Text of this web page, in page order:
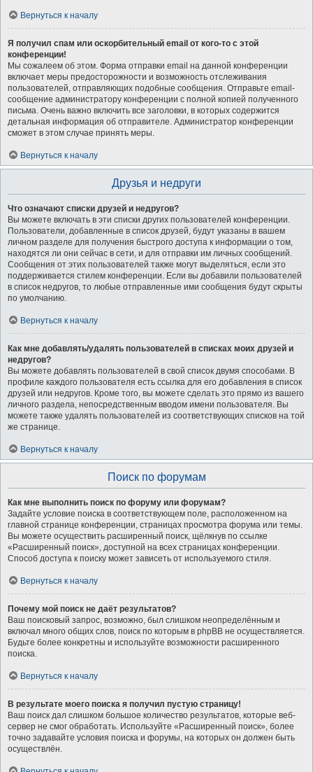
Вернуться к началу
Я получил спам или оскорбительный email от кого-то с этой
конференции!
Мы сожалеем об этом. Форма отправки email на данной конференции
включает меры предосторожности и возможность отслеживания
пользователей, отправляющих подобные сообщения. Отправьте email-
сообщение администратору конференции с полной копией полученного
письма. Очень важно включить все заголовки, в которых содержится
детальная информация об отправителе. Администратор конференции
сможет в этом случае принять меры.
Вернуться к началу
Друзья и недруги
Что означают списки друзей и недругов?
Вы можете включать в эти списки других пользователей конференции.
Пользователи, добавленные в список друзей, будут указаны в вашем
личном разделе для получения быстрого доступа к информации о том,
находятся ли они сейчас в сети, и для отправки им личных сообщений.
Сообщения от этих пользователей также могут выделяться, если это
поддерживается стилем конференции. Если вы добавили пользователей
в список недругов, то любые отправленные ими сообщения будут скрыты
по умолчанию.
Вернуться к началу
Как мне добавлять/удалять пользователей в списках моих друзей и
недругов?
Вы можете добавлять пользователей в свой список двумя способами. В
профиле каждого пользователя есть ссылка для его добавления в список
друзей или недругов. Кроме того, вы можете сделать это прямо из вашего
личного раздела, непосредственным вводом имени пользователя. Вы
можете также удалять пользователей из соответствующих списков на той
же странице.
Вернуться к началу
Поиск по форумам
Как мне выполнить поиск по форуму или форумам?
Задайте условие поиска в соответствующем поле, расположенном на
главной странице конференции, страницах просмотра форума или темы.
Вы можете осуществить расширенный поиск, щёлкнув по ссылке
«Расширенный поиск», доступной на всех страницах конференции.
Способ доступа к поиску может зависеть от используемого стиля.
Вернуться к началу
Почему мой поиск не даёт результатов?
Ваш поисковый запрос, возможно, был слишком неопределённым и
включал много общих слов, поиск по которым в phpBB не осуществляется.
Будьте более конкретны и используйте возможности расширенного
поиска.
Вернуться к началу
В результате моего поиска я получил пустую страницу!
Ваш поиск дал слишком большое количество результатов, которые веб-
сервер не смог обработать. Используйте «Расширенный поиск», более
точно задавайте условия поиска и форумы, на которых он должен быть
осуществлён.